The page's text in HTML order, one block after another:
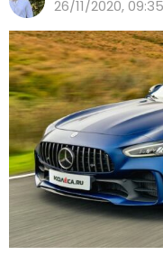
26/11/2020, 09:35